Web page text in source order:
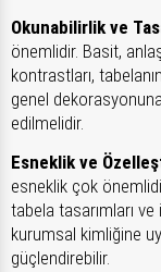
Okunabilirlik ve
önemlidir. Basit,
kontrastları,
genel
edilmelidir.
Esneklik ve
esneklik çok
tabela tasarımları
kurumsal kimliğine
güçlendirebilir.